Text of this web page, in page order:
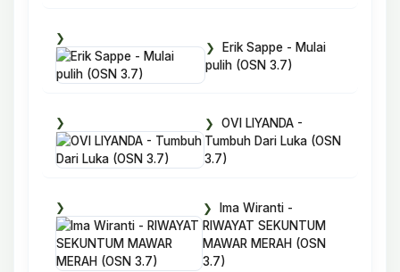
Erik Sappe - Mulai
pulih (OSN 3.7)
OVI LIYANDA -
Tumbuh Dari Luka (OSN
3.7)
Ima Wiranti -
RIWAYAT SEKUNTUM
MAWAR MERAH (OSN
3.7)